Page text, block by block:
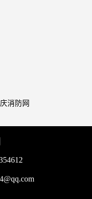
消防网